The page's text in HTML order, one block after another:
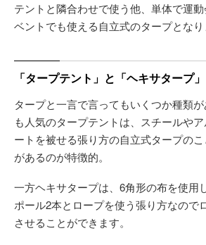
テントと隣合わせで使う他、単体で運
ベントでも使える自立式のタープとなり
「タープテント」と「ヘキサタープ
タープと一言で言ってもいくつか種類
も人気のタープテントは、スチールや
ートを被せる張り方の自立式タープの
があるのが特徴的。
一方ヘキサタープは、6角形の布を使用
ポール2本とロープを使う張り方なので
させることができます。